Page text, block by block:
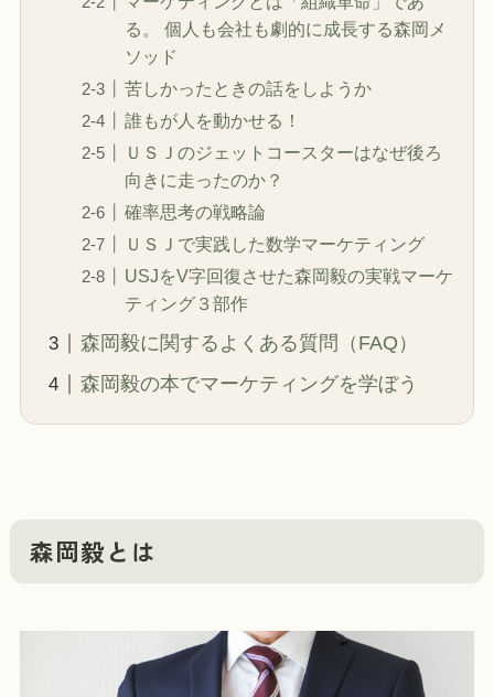
る。 個人も会社も劇的に成長する森岡メ
ソッド
苦しかったときの話をしようか
誰もが人を動かせる！
ＵＳＪのジェットコースターはなぜ後ろ
向きに走ったのか？
確率思考の戦略論
ＵＳＪで実践した数学マーケティング
USJをV字回復させた森岡毅の実戦マーケ
ティング３部作
森岡毅に関するよくある質問（FAQ）
森岡毅の本でマーケティングを学ぼう
森岡毅とは